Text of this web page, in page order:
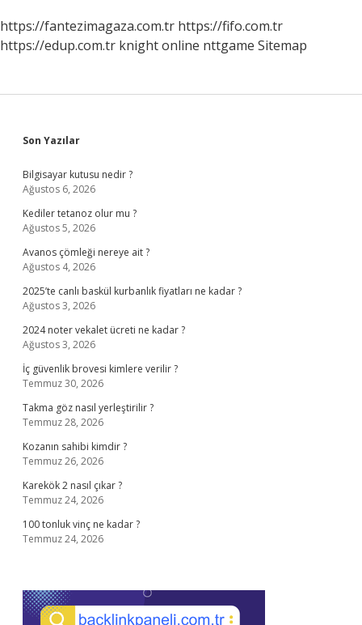
https://fantezimagaza.com.tr https://fifo.com.tr
https://edup.com.tr knight online nttgame Sitemap
Sidebar
Son Yazılar
Bilgisayar kutusu nedir ?
Ağustos 6, 2026
Kediler tetanoz olur mu ?
Ağustos 5, 2026
Avanos çömleği nereye ait ?
Ağustos 4, 2026
2025’te canlı baskül kurbanlık fiyatları ne kadar ?
Ağustos 3, 2026
2024 noter vekalet ücreti ne kadar ?
Ağustos 3, 2026
İç güvenlik brovesi kimlere verilir ?
Temmuz 30, 2026
Takma göz nasıl yerleştirilir ?
Temmuz 28, 2026
Kozanın sahibi kimdir ?
Temmuz 26, 2026
Karekök 2 nasıl çıkar ?
Temmuz 24, 2026
100 tonluk vinç ne kadar ?
Temmuz 24, 2026